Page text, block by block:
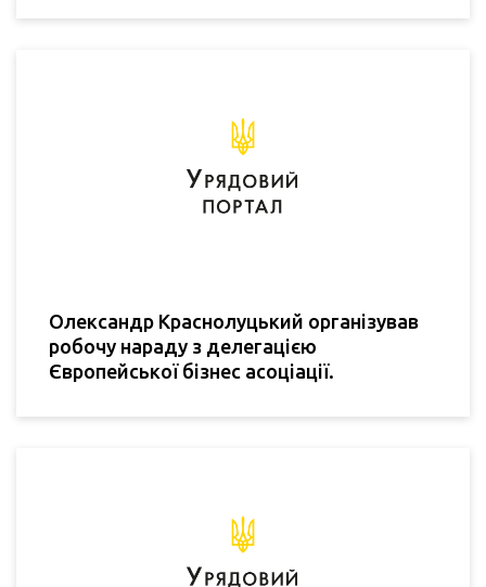
Олександр Краснолуцький організував
робочу нараду з делегацією
Європейської бізнес асоціації.